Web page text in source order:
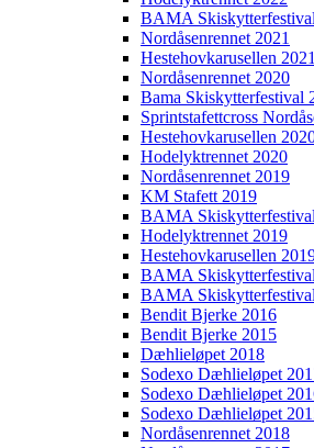
BAMA
Nordåsenrennet 2021
Hestehovkarusellen 2021
Nordåsenrennet 2020
Bama Skiskytterfestival
Sprintstafettcross
Hestehovkarusellen
Hodelyktrennet 2020
Nordåsenrennet 2019
KM Stafett 2019
BAMA
Hodelyktrennet 2019
Hestehovkarusellen
BAMA
BAMA
Bendit Bjerke 2016
Bendit Bjerke 2015
Dæhlieløpet 2018
Sodexo Dæhlieløpet
Sodexo Dæhlieløpet
Sodexo Dæhlieløpet
Nordåsenrennet 2018